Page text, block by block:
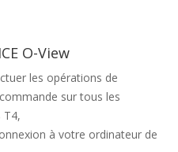
O-View
les opérations de
sur tous les
T4,
à votre ordinateur de